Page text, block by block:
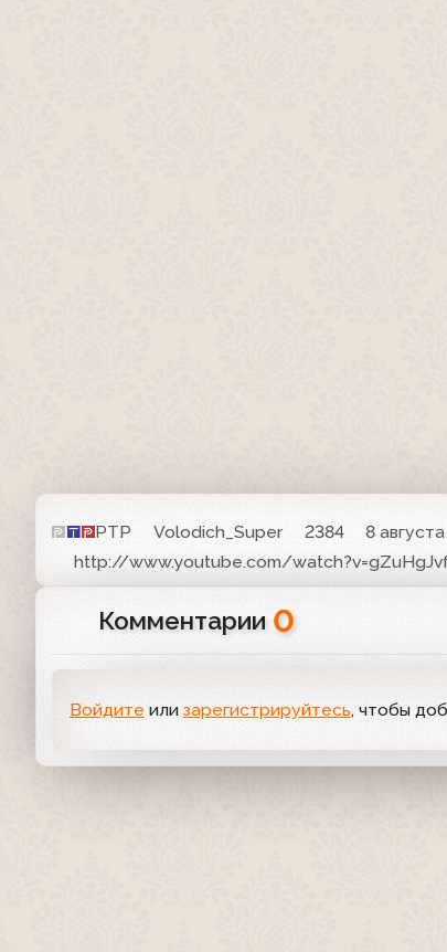
РТР Volodich_Super 2384
8
http://www.youtube.com/
Комментарии 0
Войдите или зарегистрируйтесь, чтобы